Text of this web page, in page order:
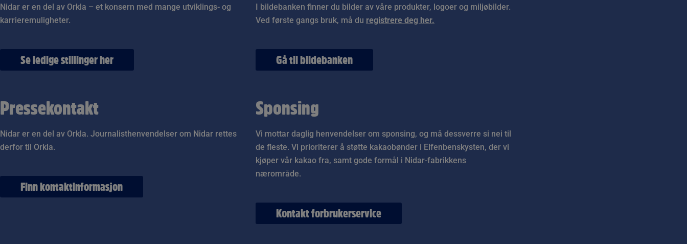
Nidar er en del av Orkla – et konsern med mange utviklings- og
karrieremuligheter.
Se ledige stillinger her
I bildebanken finner du bilder av våre produkter, logoer og miljøbilder.
Ved første gangs bruk, må du registrere deg her.
Gå til bildebanken
Pressekontakt
Nidar er en del av Orkla. Journalisthenvendelser om Nidar rettes
derfor til Orkla.
Finn kontaktinformasjon
Sponsing
Vi mottar daglig henvendelser om sponsing, og må dessverre si nei til
de fleste. Vi prioriterer å støtte kakaobønder i Elfenbenskysten, der vi
kjøper vår kakao fra, samt gode formål i Nidar-fabrikkens
nærområde.
Kontakt forbrukerservice